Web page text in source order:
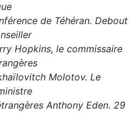
de Téhéran. Debout
Hopkins, le commissaire
Molotov. Le
Anthony Eden. 29